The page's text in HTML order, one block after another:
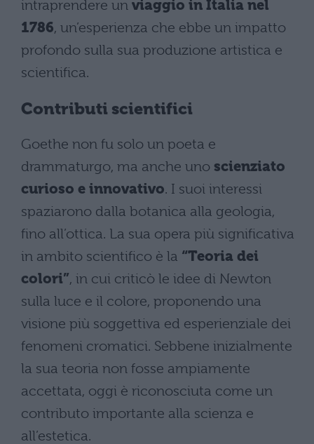
intraprendere un viaggio in Italia nel
1786, un’esperienza che ebbe un impatto
profondo sulla sua produzione artistica e
scientifica​.
Contributi scientifici
Goethe non fu solo un poeta e
drammaturgo, ma anche uno scienziato
curioso e innovativo. I suoi interessi
spaziarono dalla botanica alla geologia,
fino all’ottica. La sua opera più significativa
in ambito scientifico è la “Teoria dei
colori”, in cui criticò le idee di Newton
sulla luce e il colore, proponendo una
visione più soggettiva ed esperienziale dei
fenomeni cromatici. Sebbene inizialmente
la sua teoria non fosse ampiamente
accettata, oggi è riconosciuta come un
contributo importante alla scienza e
all’estetica​.